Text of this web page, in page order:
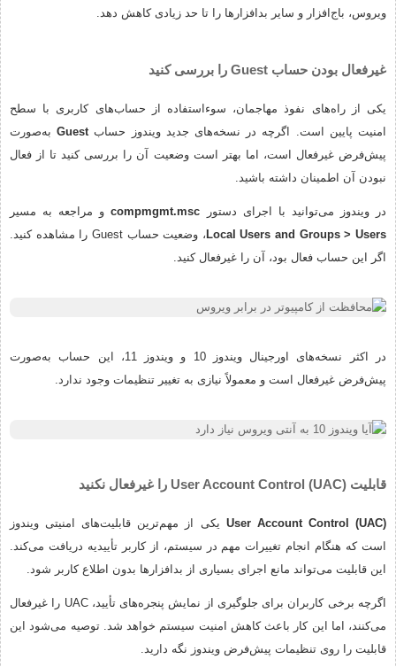
ویروس، باج‌افزار و سایر بدافزارها را تا حد زیادی کاهش دهد.
غیرفعال بودن حساب Guest را بررسی کنید
یکی از راه‌های نفوذ مهاجمان، سوءاستفاده از حساب‌های کاربری با سطح
امنیت پایین است. اگرچه در نسخه‌های جدید ویندوز حسابGuestبه‌صورت
پیش‌فرض غیرفعال است، اما بهتر است وضعیت آن را بررسی کنید تا از فعال
نبودن آن اطمینان داشته باشید.
در ویندوز می‌توانید با اجرای دستور compmgmt.mscو مراجعه به مسیر
Local Users and Groups > Users
، وضعیت حساب Guest را مشاهده کنید.
اگر این حساب فعال بود، آن را غیرفعال کنید.
در اکثر نسخه‌های اورجینال ویندوز 10 و ویندوز 11، این حساب به‌صورت
پیش‌فرض غیرفعال است و معمولاً نیازی به تغییر تنظیمات وجود ندارد.
قابلیت User Account Control (UAC) را غیرفعال نکنید
User Account Control (UAC) یکی از مهم‌ترین قابلیت‌های امنیتی ویندوز
است که هنگام انجام تغییرات مهم در سیستم، از کاربر تأییدیه دریافت می‌کند.
این قابلیت می‌تواند مانع اجرای بسیاری از بدافزارها بدون اطلاع کاربر شود.
اگرچه برخی کاربران برای جلوگیری از نمایش پنجره‌های تأیید، UAC را غیرفعال
می‌کنند، اما این کار باعث کاهش امنیت سیستم خواهد شد. توصیه می‌شود این
قابلیت را روی تنظیمات پیش‌فرض ویندوز نگه دارید.